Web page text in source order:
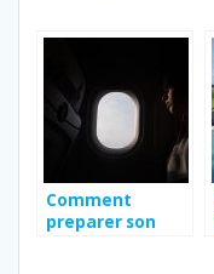
Comment
preparer son